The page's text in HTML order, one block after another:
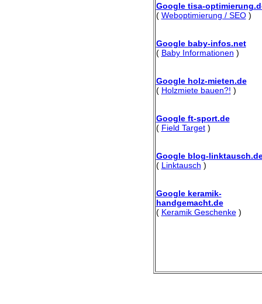
Google tisa-
( Weboptimierung / SEO)
Google baby-infos.net
( Baby Informationen )
Google holz-mieten.de
( Holzmiete bauen?! )
Google ft-sport.de
( Field Target)
Google blog-
( Linktausch )
Google keramik-
handgemacht.de
( Keramik Geschenke)